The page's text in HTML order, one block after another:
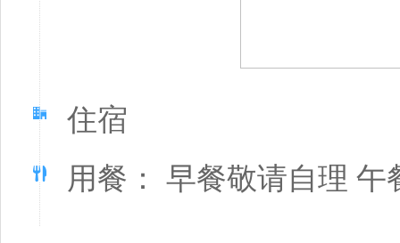
住宿
用餐： 早餐敬请自理